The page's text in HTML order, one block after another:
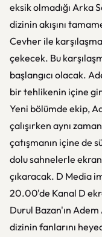
eksik olmadığı Arka
dizinin akışını
Cevher ile
çekecek. Bu
başlangıcı olacak.
bir tehlikenin içine
Yeni bölümde ekip,
çalışırken aynı
çatışmanın içine de
dolu sahnelerle
çıkaracak. D Media
20.00'de Kanal D
Durul Bazan'ın
dizinin fanlarını